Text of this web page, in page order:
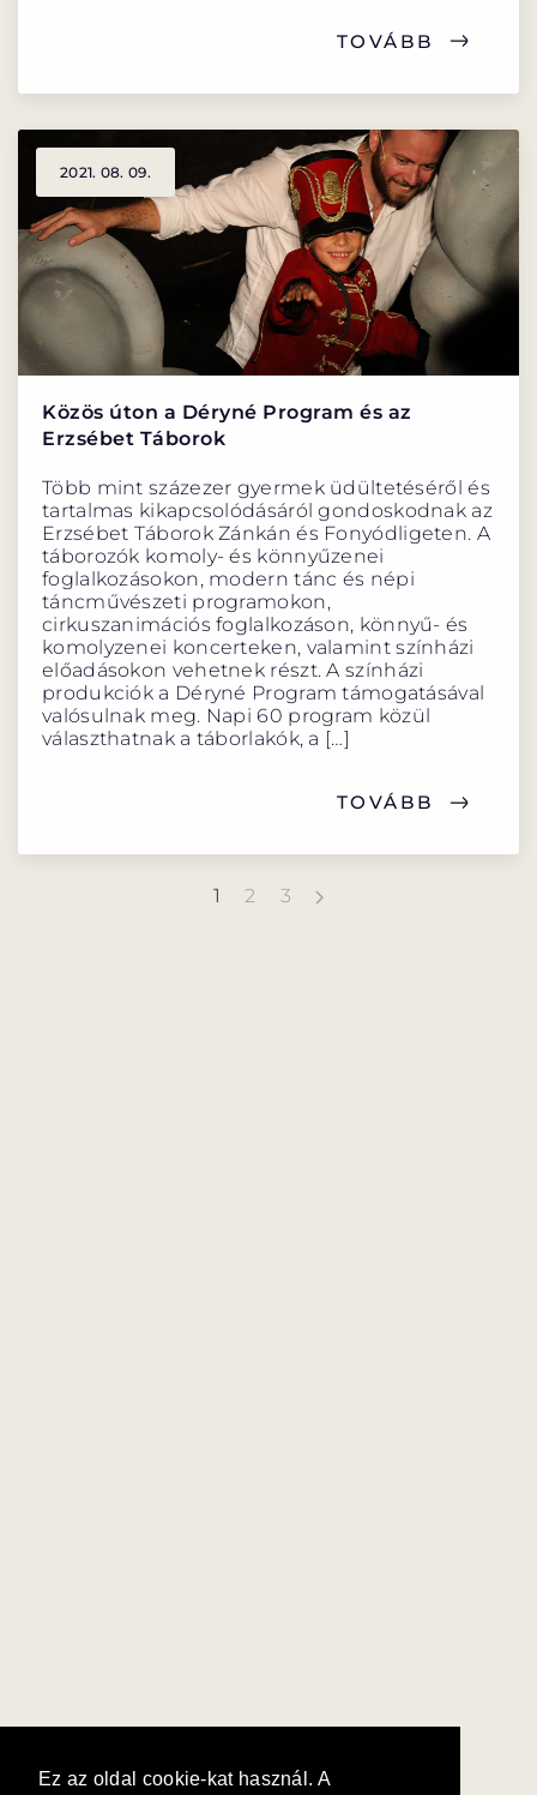
Ez az oldal cookie-kat használ. A
TOVÁBB
2021. 08. 09.
Közös úton a Déryné Program és az
Erzsébet Táborok
Több mint százezer gyermek üdültetéséről és
tartalmas kikapcsolódásáról gondoskodnak az
Erzsébet Táborok Zánkán és Fonyódligeten. A
táborozók komoly- és könnyűzenei
foglalkozásokon, modern tánc és népi
táncművészeti programokon,
cirkuszanimációs foglalkozáson, könnyű- és
komolyzenei koncerteken, valamint színházi
előadásokon vehetnek részt. A színházi
produkciók a Déryné Program támogatásával
valósulnak meg. Napi 60 program közül
választhatnak a táborlakók, a […]
TOVÁBB
1 2 3